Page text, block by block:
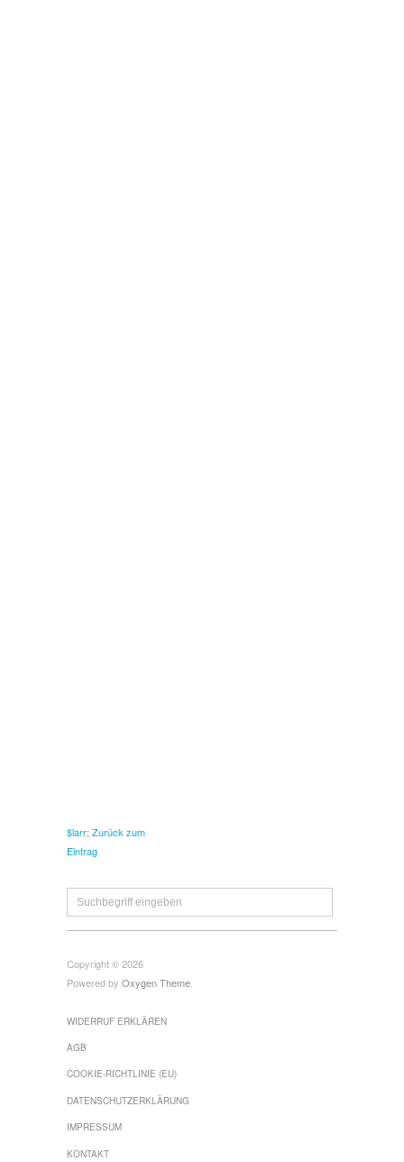
$larr; Zurück zum
Eintrag
Copyright © 2026
Powered by Oxygen Theme
WIDERRUF ERKLÄREN
AGB
COOKIE-RICHTLINIE (EU)
DATENSCHUTZERKLÄRUNG
IMPRESSUM
KONTAKT